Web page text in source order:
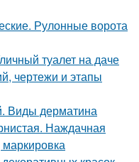
Рулонные ворота
туалет на даче
чертежи и этапы
Виды дерматина
Наждачная